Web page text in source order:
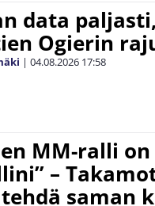
data
Ogierin
| 04.08.2026 17:58
MM-ralli
–
saman